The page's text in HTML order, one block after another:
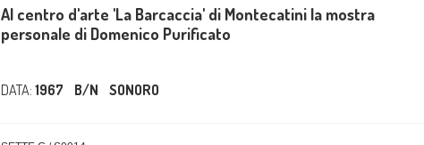
Al centro d'arte 'La Barcaccia' di Montecatini la mostra
personale di Domenico Purificato
DATA: 1967 B/N SONORO